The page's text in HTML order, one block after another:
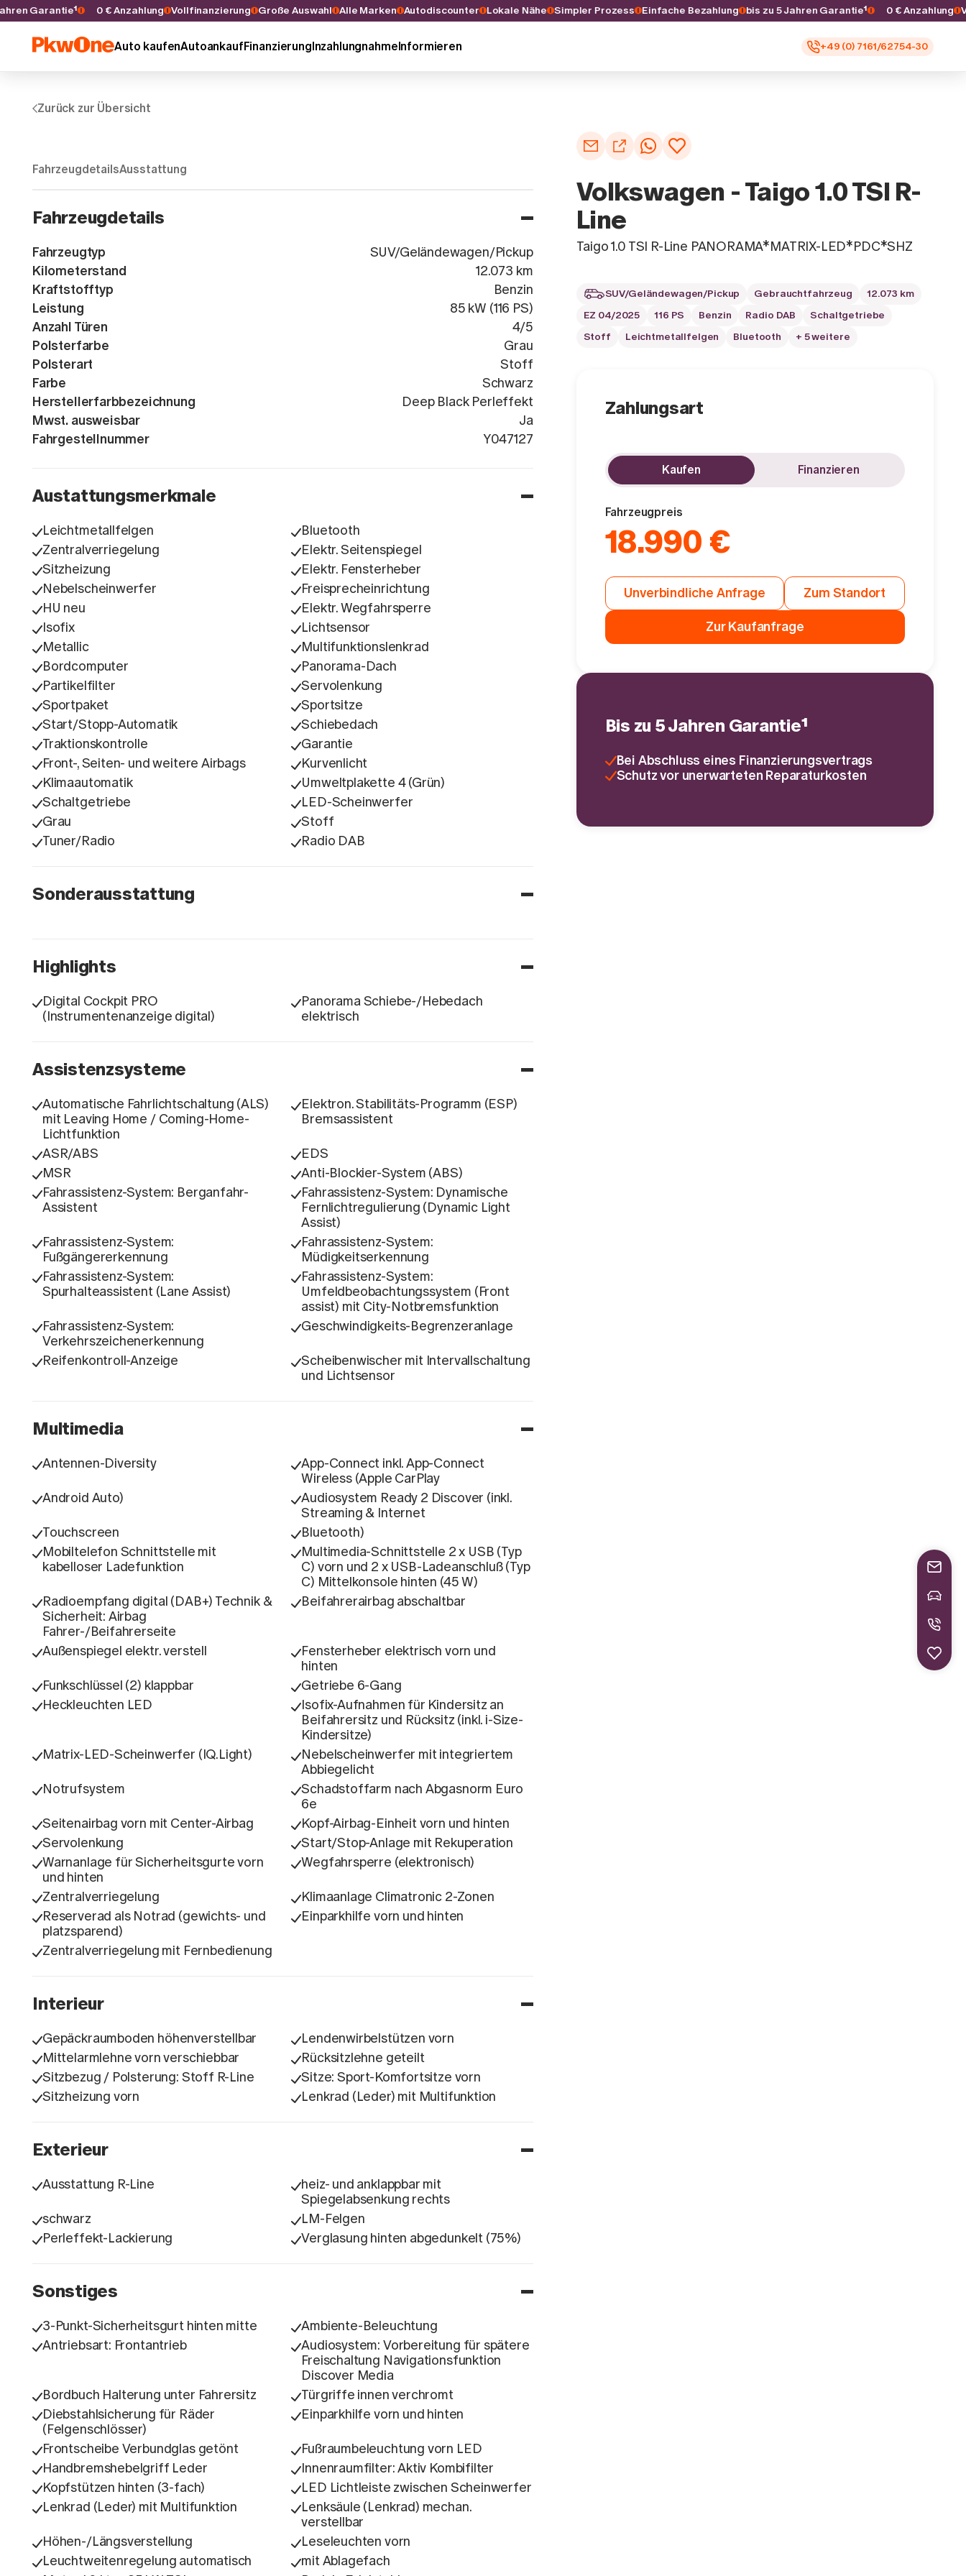
Jahren Garantie¹ 0 € Anzahlung Vollfinanzierung Große Auswahl Alle Marken Autodiscounter Lokale Nähe Simpler Prozess Einfache Bezahlung bis zu 5 Jahren Garantie¹ 0 €
Auto kaufenAutoankaufFinanzierungInzahlungnahmeInformieren +49 (0) 7161/62754-30
Zurück zur Übersicht
FahrzeugdetailsAusstattung
Fahrzeugdetails
Fahrzeugtyp
SUV/Geländewagen/Pickup
Kilometerstand
12.073 km
Kraftstofftyp
Benzin
Leistung
85 kW (116 PS)
Anzahl Türen
4/5
Polsterfarbe
Grau
Polsterart
Stoff
Farbe
Schwarz
Herstellerfarbbezeichnung
Deep Black Perleffekt
Mwst. ausweisbar
Ja
Fahrgestellnummer
Y047127
Austattungsmerkmale
Leichtmetallfelgen
Bluetooth
Zentralverriegelung
Elektr. Seitenspiegel
Sitzheizung
Elektr. Fensterheber
Nebelscheinwerfer
Freisprecheinrichtung
HU neu
Elektr. Wegfahrsperre
Isofix
Lichtsensor
Metallic
Multifunktionslenkrad
Bordcomputer
Panorama-Dach
Partikelfilter
Servolenkung
Sportpaket
Sportsitze
Start/Stopp-Automatik
Schiebedach
Traktionskontrolle
Garantie
Front-, Seiten- und weitere Airbags
Kurvenlicht
Klimaautomatik
Umweltplakette 4 (Grün)
Schaltgetriebe
LED-Scheinwerfer
Grau
Stoff
Tuner/Radio
Radio DAB
Sonderausstattung
Highlights
Digital Cockpit PRO
(Instrumentenanzeige digital)
Panorama Schiebe-/Hebedach
elektrisch
Assistenzsysteme
Automatische Fahrlichtschaltung (ALS)
mit Leaving Home / Coming-Home-
Lichtfunktion
Elektron. Stabilitäts-Programm (ESP)
Bremsassistent
ASR/ABS
EDS
MSR
Anti-Blockier-System (ABS)
Fahrassistenz-System: Berganfahr-
Assistent
Fahrassistenz-System: Dynamische
Fernlichtregulierung (Dynamic Light
Assist)
Fahrassistenz-System:
Fußgängererkennung
Fahrassistenz-System:
Müdigkeitserkennung
Fahrassistenz-System:
Spurhalteassistent (Lane Assist)
Fahrassistenz-System:
Umfeldbeobachtungssystem (Front
assist) mit City-Notbremsfunktion
Fahrassistenz-System:
Verkehrszeichenerkennung
Geschwindigkeits-Begrenzeranlage
Reifenkontroll-Anzeige
Scheibenwischer mit Intervallschaltung
und Lichtsensor
Multimedia
Antennen-Diversity
App-Connect inkl. App-Connect
Wireless (Apple CarPlay
Android Auto)
Audiosystem Ready 2 Discover (inkl.
Streaming & Internet
Touchscreen
Bluetooth)
Mobiltelefon Schnittstelle mit
kabelloser Ladefunktion
Multimedia-Schnittstelle 2 x USB (Typ
C) vorn und 2 x USB-Ladeanschluß (Typ
C) Mittelkonsole hinten (45 W)
Radioempfang digital (DAB+) Technik &
Sicherheit: Airbag
Fahrer-/Beifahrerseite
Beifahrerairbag abschaltbar
Außenspiegel elektr. verstell
Fensterheber elektrisch vorn und
hinten
Funkschlüssel (2) klappbar
Getriebe 6-Gang
Heckleuchten LED
Isofix-Aufnahmen für Kindersitz an
Beifahrersitz und Rücksitz (inkl. i-Size-
Kindersitze)
Matrix-LED-Scheinwerfer (IQ.Light)
Nebelscheinwerfer mit integriertem
Abbiegelicht
Notrufsystem
Schadstoffarm nach Abgasnorm Euro
6e
Seitenairbag vorn mit Center-Airbag
Kopf-Airbag-Einheit vorn und hinten
Servolenkung
Start/Stop-Anlage mit Rekuperation
Warnanlage für Sicherheitsgurte vorn
und hinten
Wegfahrsperre (elektronisch)
Zentralverriegelung
Klimaanlage Climatronic 2-Zonen
Reserverad als Notrad (gewichts- und
platzsparend)
Einparkhilfe vorn und hinten
Zentralverriegelung mit Fernbedienung
Interieur
Gepäckraumboden höhenverstellbar
Lendenwirbelstützen vorn
Mittelarmlehne vorn verschiebbar
Rücksitzlehne geteilt
Sitzbezug / Polsterung: Stoff R-Line
Sitze: Sport-Komfortsitze vorn
Sitzheizung vorn
Lenkrad (Leder) mit Multifunktion
Exterieur
Ausstattung R-Line
heiz- und anklappbar mit
Spiegelabsenkung rechts
schwarz
LM-Felgen
Perleffekt-Lackierung
Verglasung hinten abgedunkelt (75%)
Sonstiges
3-Punkt-Sicherheitsgurt hinten mitte
Ambiente-Beleuchtung
Antriebsart: Frontantrieb
Audiosystem: Vorbereitung für spätere
Freischaltung Navigationsfunktion
Discover Media
Bordbuch Halterung unter Fahrersitz
Türgriffe innen verchromt
Diebstahlsicherung für Räder
(Felgenschlösser)
Einparkhilfe vorn und hinten
Frontscheibe Verbundglas getönt
Fußraumbeleuchtung vorn LED
Handbremshebelgriff Leder
Innenraumfilter: Aktiv Kombifilter
Kopfstützen hinten (3-fach)
LED Lichtleiste zwischen Scheinwerfer
Lenkrad (Leder) mit Multifunktion
Lenksäule (Lenkrad) mechan.
verstellbar
Höhen-/Längsverstellung
Leseleuchten vorn
Leuchtweitenregelung automatisch
mit Ablagefach
Volkswagen - Taigo 1.0 TSI R-
Line
Taigo 1.0 TSI R-Line PANORAMA*MATRIX-LED*PDC*SHZ
SUV/Geländewagen/Pickup Gebrauchtfahrzeug
12.073 km
EZ 04/2025
116 PS Benzin Radio DAB
Schaltgetriebe
Stoff
Leichtmetallfelgen Bluetooth + 5 weitere
Zahlungsart
Kaufen Finanzieren
Fahrzeugpreis
18.990 €
Unverbindliche Anfrage Zum Standort
Zur Kaufanfrage
Bis zu 5 Jahren Garantie¹
Bei Abschluss eines Finanzierungsvertrags
Schutz vor unerwarteten Reparaturkosten